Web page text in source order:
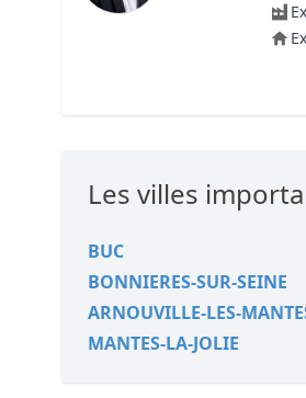
Les villes
BUC
BONNIERES-SUR-SEINE
ARNOUVILLE-LES-
MANTES-LA-JOLIE